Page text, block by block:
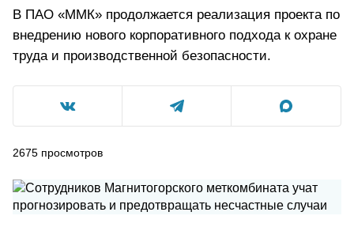
В ПАО «ММК» продолжается реализация проекта по
внедрению нового корпоративного подхода к охране
труда и производственной безопасности.
2675 просмотров